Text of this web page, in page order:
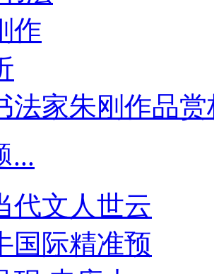
法家朱刚作品赏
...
代文人世云
国际精准预